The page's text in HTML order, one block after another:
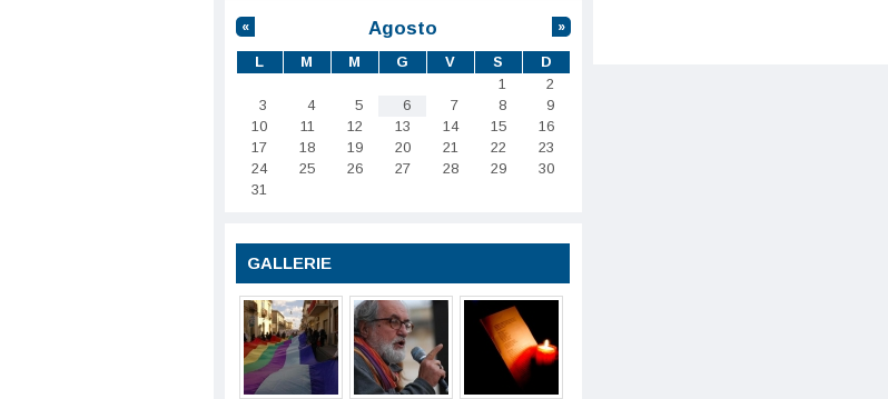
Agosto
« »
L M M G V S
D
1
2
3
4 5 6 7 8
9
10
11 12 13 14 15
16
17
18 19 20 21 22
23
24
25 26 27 28 29
30
31
GALLERIE